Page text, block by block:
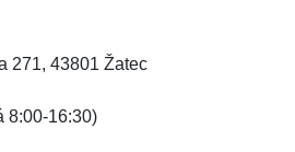
271, 43801 Žatec
8:00-16:30)